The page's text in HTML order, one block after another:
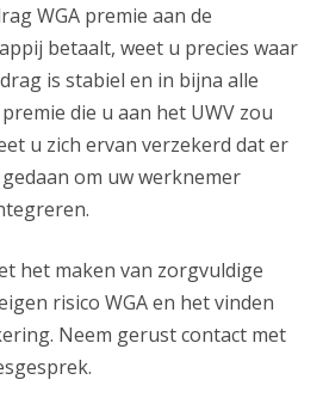
WGA premie aan de
betaalt, weet u precies waar
is stabiel en in bijna alle
die u aan het UWV zou
u zich ervan verzekerd dat er
om uw werknemer
het maken van zorgvuldige
risico WGA en het vinden
Neem gerust contact met